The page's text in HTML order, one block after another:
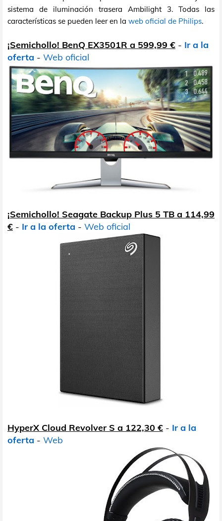
sistema de iluminación trasera Ambilight 3. Todas las
características se pueden leer en la web oficial de Philips.
¡Semichollo! BenQ EX3501R a 599,99 € - Ir a la
oferta - Web oficial
¡Semichollo! Seagate Backup Plus 5 TB a 114,99
€ - Ir a la oferta - Web oficial
HyperX Cloud Revolver S a 122,30 € - Ir a la
oferta - Web